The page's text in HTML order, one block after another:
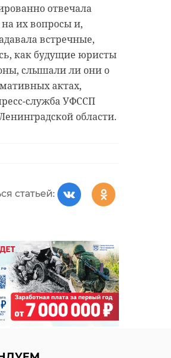
отвечала
их вопросы и,
встречные,
как будущие юристы
слышали ли они о
актах,
служба УФССП
области.
статьей:
04 июня, 07:16